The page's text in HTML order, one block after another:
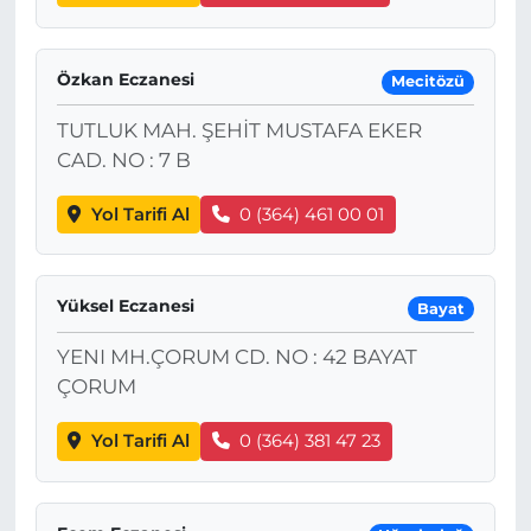
Özkan Eczanesi Mecitözü
TUTLUK MAH. ŞEHİT MUSTAFA EKER
CAD. NO : 7 B
Yol Tarifi Al 0 (364) 461 00 01
Yüksel Eczanesi Bayat
YENI MH.ÇORUM CD. NO : 42 BAYAT
ÇORUM
Yol Tarifi Al 0 (364) 381 47 23